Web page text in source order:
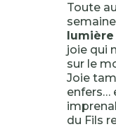
Toute
joie qui
sur le
Joie
enfers…
du Fils